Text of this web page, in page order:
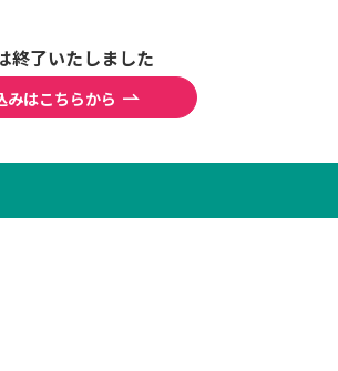
終了いたしました
みはこちらから